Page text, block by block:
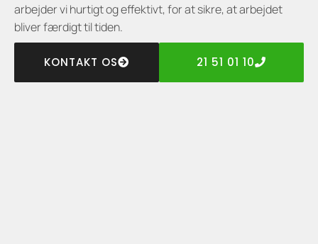
arbejder vi hurtigt og effektivt, for at sikre, at arbejdet
bliver færdigt til tiden.
KONTAKT OS 21 51 01 10